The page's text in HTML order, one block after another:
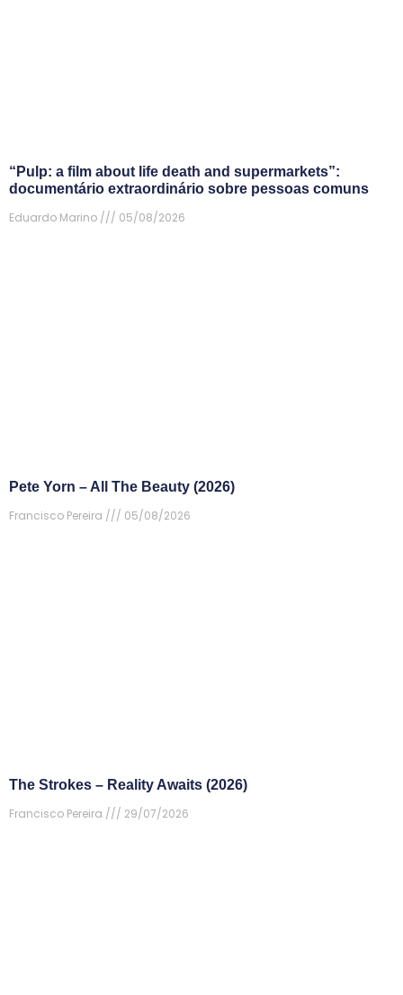
“Pulp: a film about life death and supermarkets”:
documentário extraordinário sobre pessoas comuns
Eduardo Marino
05/08/2026
Pete Yorn – All The Beauty (2026)
Francisco Pereira
05/08/2026
The Strokes – Reality Awaits (2026)
Francisco Pereira
29/07/2026